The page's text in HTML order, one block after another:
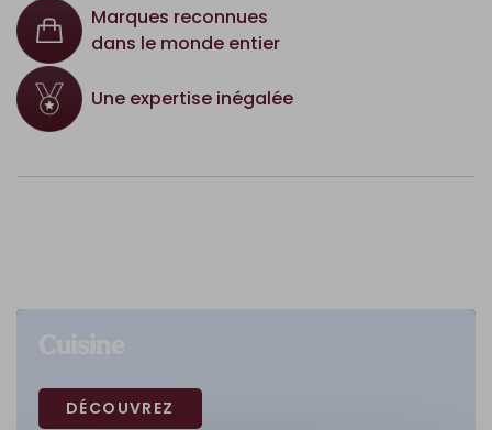
Marques reconnues
dans le monde entier
Une expertise inégalée
DÉCOUVREZ